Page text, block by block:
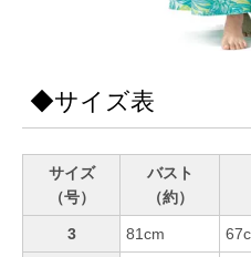
◆サイズ表
サイズ
（号）
バスト
（約）
3 81cm